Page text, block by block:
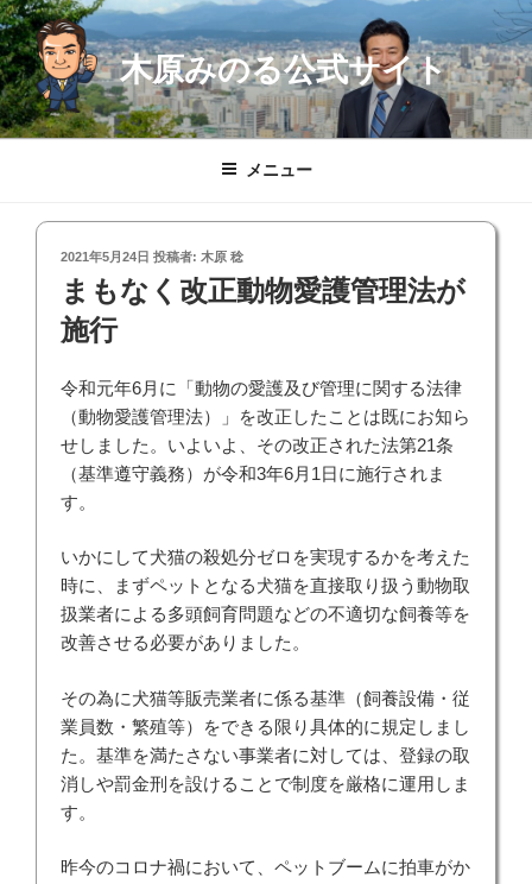
コ
ン
テ
ン
ツ
木原みのる公式サイト
メニュー
投
日:
2021年5月24日 投稿者: 木原 稔
まもなく改正動物愛護管理法が
施行
令和元年6月に「動物の愛護及び管理に関する法律
（動物愛護管理法）」を改正したことは既にお知ら
せしました。いよいよ、その改正された法第21条
（基準遵守義務）が令和3年6月1日に施行されま
す。
いかにして犬猫の殺処分ゼロを実現するかを考えた
時に、まずペットとなる犬猫を直接取り扱う動物取
扱業者による多頭飼育問題などの不適切な飼養等を
改善させる必要がありました。
その為に犬猫等販売業者に係る基準（飼養設備・従
業員数・繁殖等）をできる限り具体的に規定しまし
た。基準を満たさない事業者に対しては、登録の取
消しや罰金刑を設けることで制度を厳格に運用しま
す。
昨今のコロナ禍において、ペットブームに拍車がか